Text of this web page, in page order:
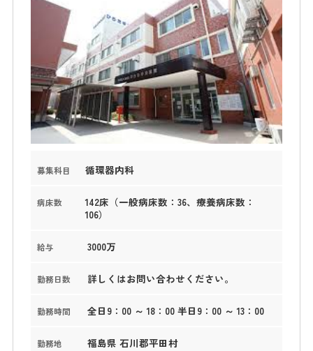
募集科目 循環器内科
病床数
142床（一般病床数：36、療養病床数：
106）
給与 3000万
勤務日数 詳しくはお問い合わせください。
勤務時間 全日9：00 ～ 18：00 半日9：00 ～ 13：00
勤務地 福島県 石川郡平田村